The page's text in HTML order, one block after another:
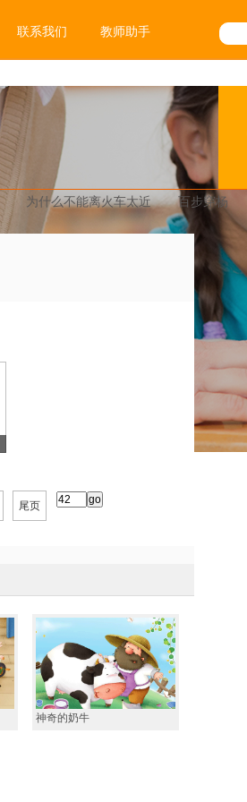
联系我们 教师助手
为什么不能离火车太近 百步穿杨
尾页
神奇的奶牛